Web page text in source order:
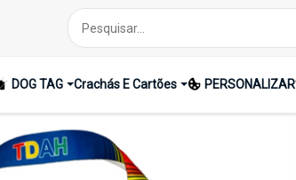
DOG TAG Crachás E Cartões PERSONALIZAR
Com Trava Anti-Sufocamento